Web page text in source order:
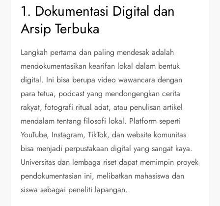
1. Dokumentasi Digital dan
Arsip Terbuka
Langkah pertama dan paling mendesak adalah
mendokumentasikan kearifan lokal dalam bentuk
digital. Ini bisa berupa video wawancara dengan
para tetua, podcast yang mendongengkan cerita
rakyat, fotografi ritual adat, atau penulisan artikel
mendalam tentang filosofi lokal. Platform seperti
YouTube, Instagram, TikTok, dan website komunitas
bisa menjadi perpustakaan digital yang sangat kaya.
Universitas dan lembaga riset dapat memimpin proyek
pendokumentasian ini, melibatkan mahasiswa dan
siswa sebagai peneliti lapangan.